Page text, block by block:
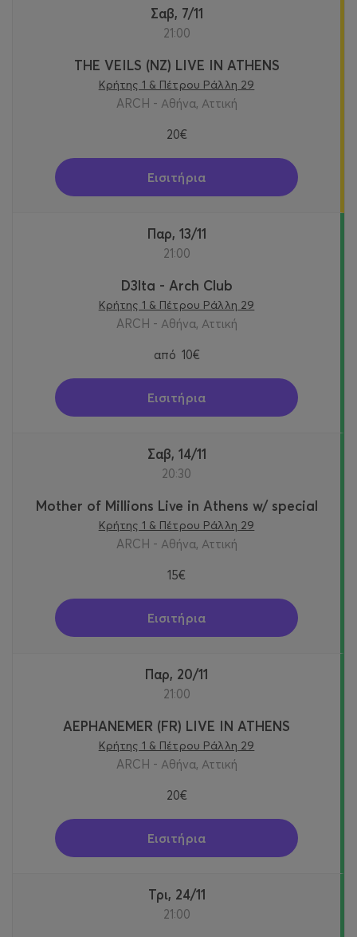
Σαβ, 7/11
21:00
THE VEILS (NZ) LIVE IN ATHENS
Κρήτης 1 & Πέτρου Ράλλη 29
ARCH - Αθήνα, Αττική
20€
Εισιτήρια
Παρ, 13/11
21:00
D3lta - Arch Club
Κρήτης 1 & Πέτρου Ράλλη 29
ARCH - Αθήνα, Αττική
από 10€
Εισιτήρια
Σαβ, 14/11
20:30
Mother of Millions Live in Athens w/ special
Κρήτης 1 & Πέτρου Ράλλη 29
ARCH - Αθήνα, Αττική
15€
Εισιτήρια
Παρ, 20/11
21:00
AEPHANEMER (FR) LIVE IN ATHENS
Κρήτης 1 & Πέτρου Ράλλη 29
ARCH - Αθήνα, Αττική
20€
Εισιτήρια
Τρι, 24/11
21:00